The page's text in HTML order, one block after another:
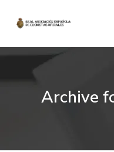
Archive